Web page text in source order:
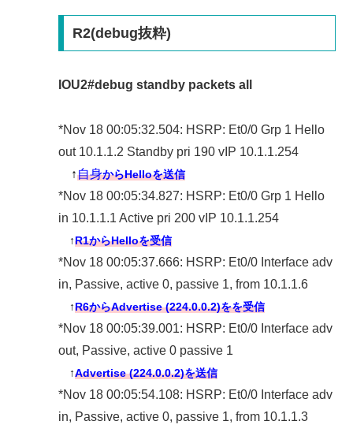
R2(debug抜粋)
IOU2#debug standby packets all
*Nov 18 00:05:32.504: HSRP: Et0/0 Grp 1 Hello
out 10.1.1.2 Standby pri 190 vIP 10.1.1.254
↑自身からHelloを送信
*Nov 18 00:05:34.827: HSRP: Et0/0 Grp 1 Hello
in 10.1.1.1 Active pri 200 vIP 10.1.1.254
↑R1からHelloを受信
*Nov 18 00:05:37.666: HSRP: Et0/0 Interface adv
in, Passive, active 0, passive 1, from 10.1.1.6
↑R6からAdvertise (224.0.0.2)をを受信
*Nov 18 00:05:39.001: HSRP: Et0/0 Interface adv
out, Passive, active 0 passive 1
↑Advertise (224.0.0.2)を送信
*Nov 18 00:05:54.108: HSRP: Et0/0 Interface adv
in, Passive, active 0, passive 1, from 10.1.1.3